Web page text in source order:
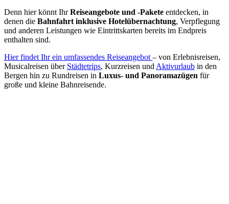
Denn hier könnt IhrReiseangebote und -Pakete entdecken, in
denen die Bahnfahrt inklusive Hotelübernachtung, Verpflegung
und anderen Leistungen wie Eintrittskarten bereits im Endpreis
enthalten sind.
Hier findet Ihr ein umfassendes Reiseangebot – von Erlebnisreisen,
Musicalreisen über Städtetrips, Kurzreisen und Aktivurlaub in den
Bergen hin zu Rundreisen in Luxus- und Panoramazügen für
große und kleine Bahnreisende.